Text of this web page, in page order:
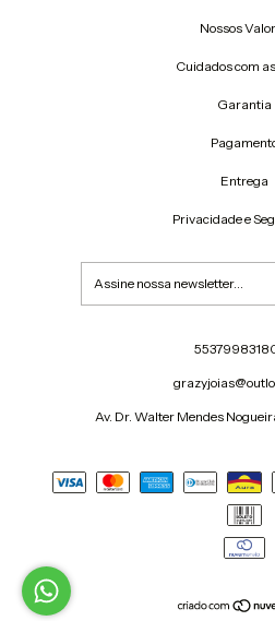
Nossos
Cuidados com
Garantia
Entrega
Privacidade e
Av. Dr. Walter Mendes